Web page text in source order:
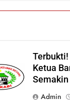
Ketua
Semakin
Admin